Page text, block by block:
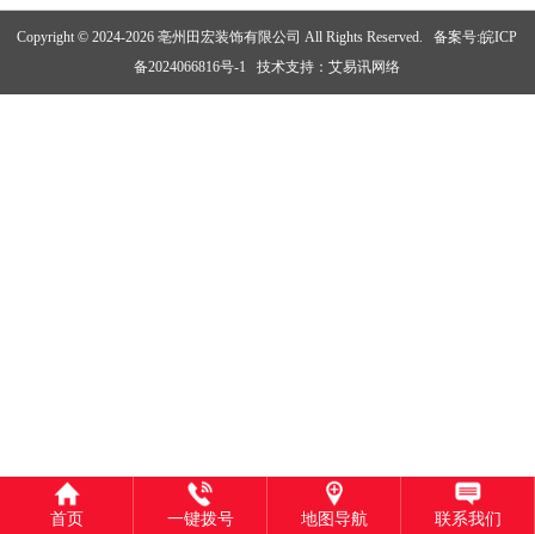
Copyright © 2024-2026 亳州田宏装饰有限公司 All Rights Reserved.
备案号:皖ICP
备2024066816号-1
技术支持：艾易讯网络
首页 一键拨号 地图导航 联系我们